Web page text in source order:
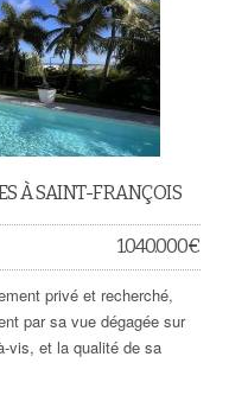
À SAINT-FRANÇOIS
1.040.000€
privé et recherché,
par sa vue dégagée sur
vis, et la qualité de sa